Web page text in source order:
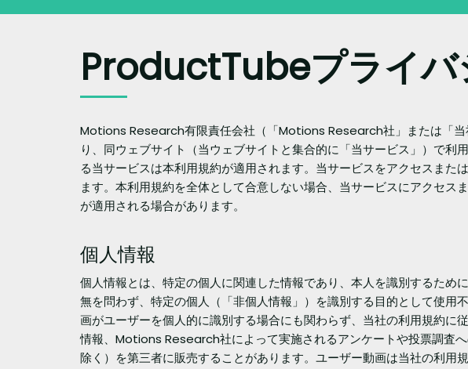
ProductTubeプライバ
Motions Research有限責任会社（「Motions Research社」または「
り、同ウェブサイト（当ウェブサイトと集合的に「当サービス」）で
る当サービスは本利用規約が適用されます。当サービスをアクセスま
ます。本利用規約を全体として合意しない場合、当サービスにアクセ
が適用される場合があります。
個人情報
個人情報とは、特定の個人に関連した情報であり、本人を識別するた
無を問わず、特定の個人（「非個人情報」）を識別する目的として使
画がユーザーを個人的に識別する場合にも関わらず、当社の利用規約
情報、Motions Research社によって実施されるアンケートや投票調査
除く）を第三者に販売することがあります。ユーザー動画は当社の利用